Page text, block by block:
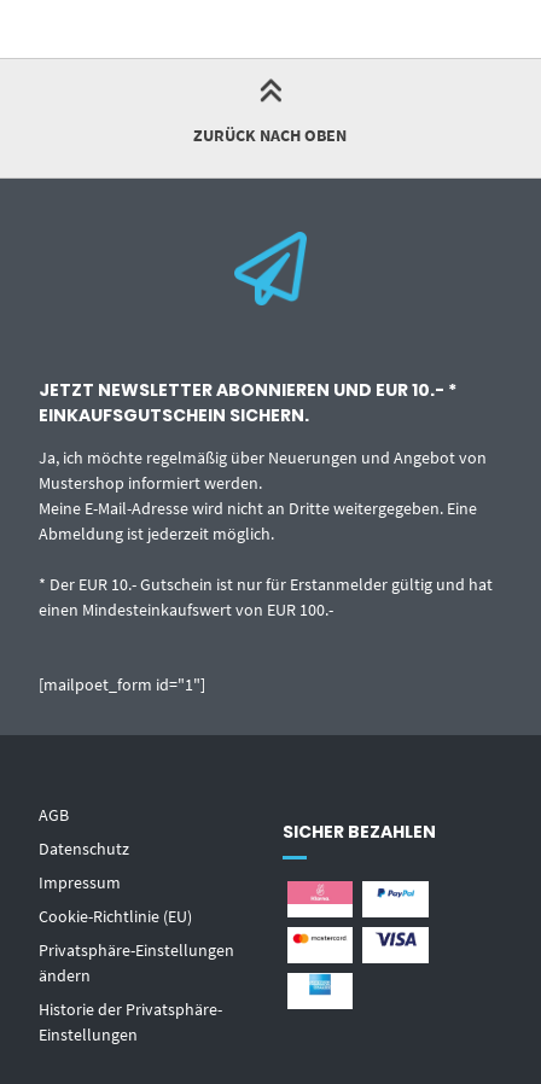
ZURÜCK NACH OBEN
JETZT NEWSLETTER ABONNIEREN UND EUR 10.- *
EINKAUFSGUTSCHEIN SICHERN.
Ja, ich möchte regelmäßig über Neuerungen und Angebot von
Mustershop informiert werden.
Meine E-Mail-Adresse wird nicht an Dritte weitergegeben. Eine
Abmeldung ist jederzeit möglich.
* Der EUR 10.- Gutschein ist nur für Erstanmelder gültig und hat
einen Mindesteinkaufswert von EUR 100.-
[mailpoet_form id="1"]
AGB
Datenschutz
Impressum
Cookie-Richtlinie (EU)
Privatsphäre-Einstellungen
ändern
Historie der Privatsphäre-
Einstellungen
SICHER BEZAHLEN